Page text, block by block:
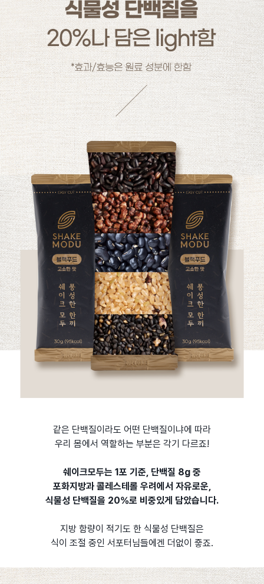
같은 단백질이라도 어떤 단백질이냐에 따라
우리 몸에서 역할하는 부분은 각기 다르죠!
쉐이크모두는 1포 기준, 단백질 8g 중
포화지방과 콜레스테롤 우려에서 자유로운,
식물성 단백질을 20%로 비중있게 담았습니다.
지방 함량이 적기도 한 식물성 단백질은
식이 조절 중인 서포터님들에겐 더없이 죻죠.